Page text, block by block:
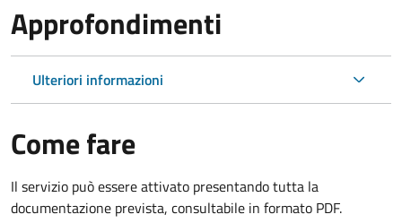
Approfondimenti
Ulteriori informazioni
Come fare
Il servizio può essere attivato presentando tutta la
documentazione prevista, consultabile in formato PDF.